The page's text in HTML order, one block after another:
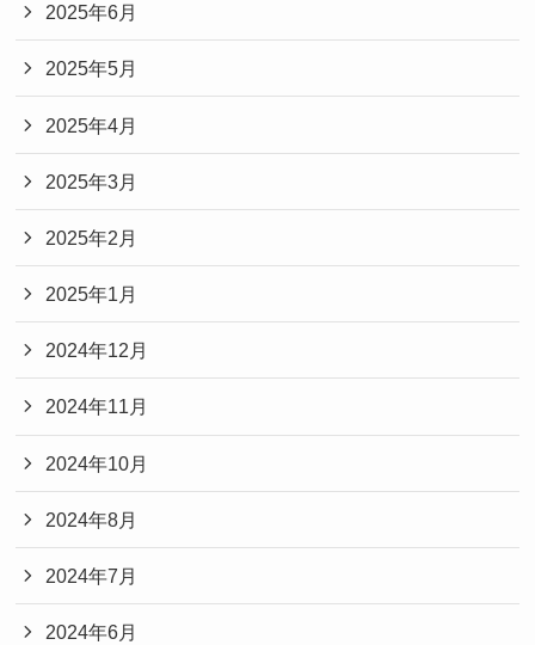
2025年6月
2025年5月
2025年4月
2025年3月
2025年2月
2025年1月
2024年12月
2024年11月
2024年10月
2024年8月
2024年7月
2024年6月